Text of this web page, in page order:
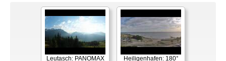
Leutasch: PANOMAX
Heiligenhafen: 180°